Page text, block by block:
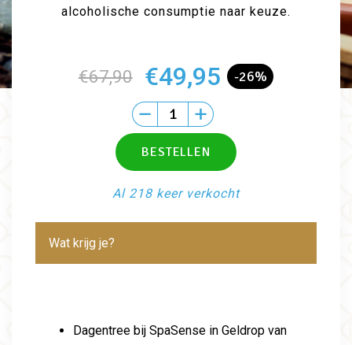
alcoholische consumptie naar keuze.
€67,90 €49,95 -26%
Al 218 keer verkocht
Wat krijg je?
Dagentree bij SpaSense in Geldrop van